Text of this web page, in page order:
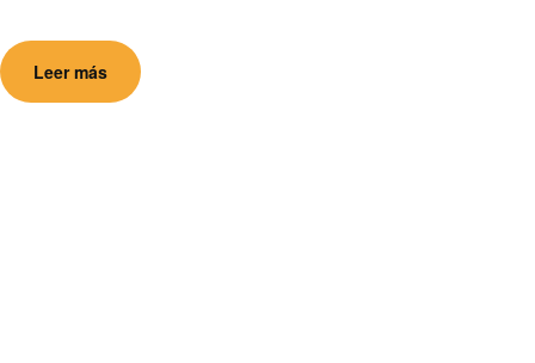
Leer más